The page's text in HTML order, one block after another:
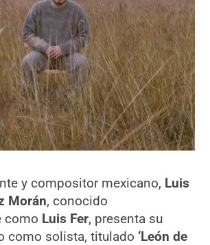
y compositor mexicano, Luis
Morán, conocido
como Luis Fer, presenta su
como solista, titulado ‘León de